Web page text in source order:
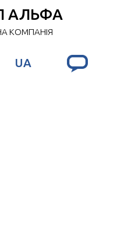
АЛЬФА
КОМПАНІЯ
UA